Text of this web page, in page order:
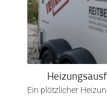
Ein plötzlicher